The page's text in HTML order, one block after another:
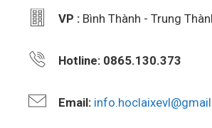
VP :Bình Thành - Trung
Hotline: 0865.130.373
Email: